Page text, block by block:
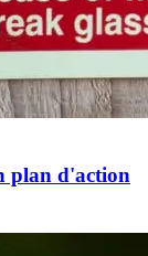
plan d'action